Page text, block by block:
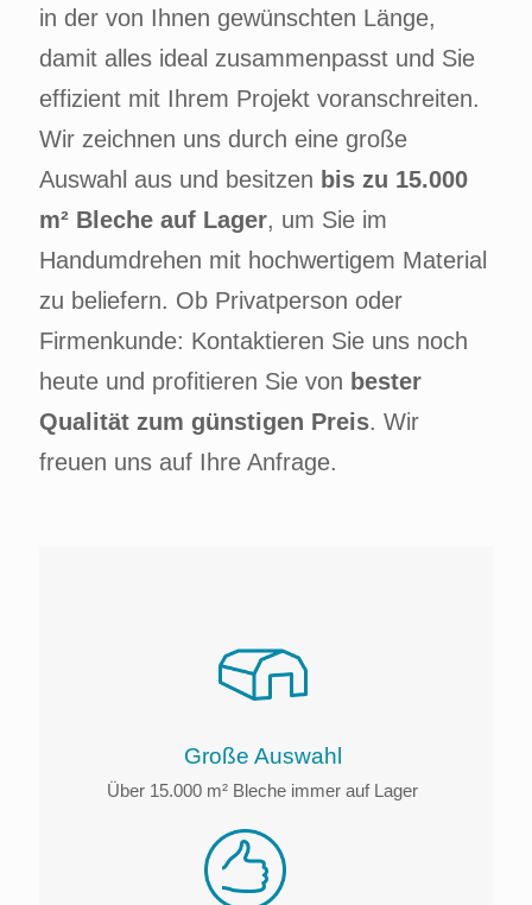
in der von Ihnen gewünschten Länge,
damit alles ideal zusammenpasst und Sie
effizient mit Ihrem Projekt voranschreiten.
Wir zeichnen uns durch eine große
Auswahl aus und besitzen bis zu 15.000
m² Bleche auf Lager, um Sie im
Handumdrehen mit hochwertigem Material
zu beliefern. Ob Privatperson oder
Firmenkunde: Kontaktieren Sie uns noch
heute und profitieren Sie von bester
Qualität zum günstigen Preis. Wir
freuen uns auf Ihre Anfrage.
Große Auswahl
Über 15.000 m² Bleche immer auf Lager